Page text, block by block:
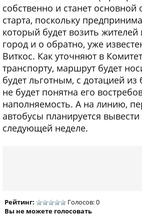
собственно и станет
старта, поскольку
который будет возить жителей
город и о обратно, уже
Виткос. Как уточняют в
транспорту, маршрут будет
будет льготным, с дотацией
не будет понятна его
наполняемость. А на линию,
автобусы планируется
следующей неделе.
Рейтинг:
Голосов: 0
Вы не можете голосовать